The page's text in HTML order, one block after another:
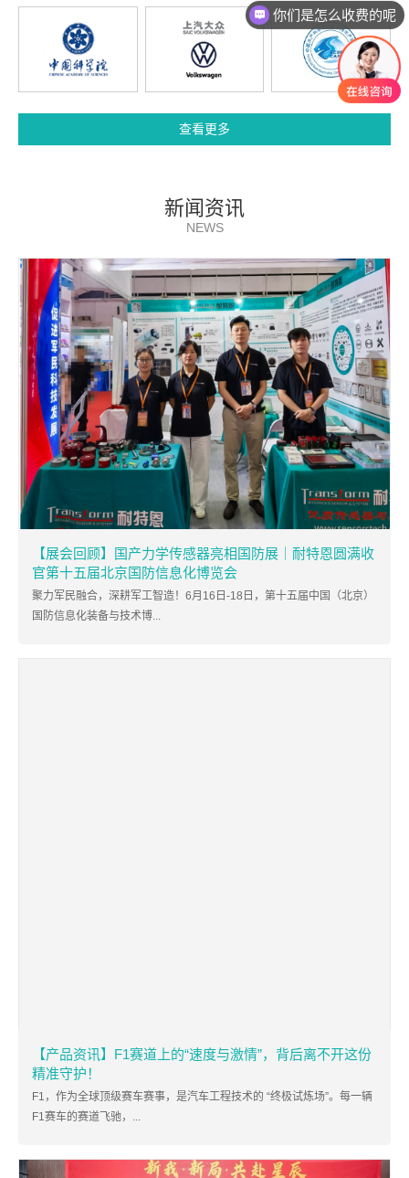
查看更多
新闻资讯
NEWS
【展会回顾】国产力学传感器亮相国防展｜耐特恩圆满收
官第十五届北京国防信息化博览会
聚力军民融合，深耕军工智造！6月16日-18日，第十五届中国（北京）
国防信息化装备与技术博...
【产品资讯】F1赛道上的“速度与激情”，背后离不开这份
精准守护！
F1，作为全球顶级赛车赛事，是汽车工程技术的 “终极试炼场”。每一辆
F1赛车的赛道飞驰，...
你们是怎么收费的呢